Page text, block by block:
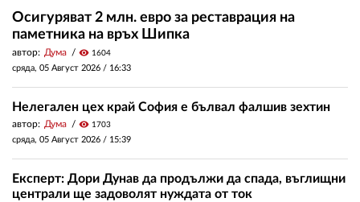
Осигуряват 2 млн. евро за реставрация на
паметника на връх Шипка
автор: Дума visibility 1604
сряда, 05 Август 2026 / 16:33
Нелегален цех край София е бълвал фалшив зехтин
автор: Дума visibility 1703
сряда, 05 Август 2026 / 15:39
Експерт: Дори Дунав да продължи да спада, въглищни
централи ще задоволят нуждата от ток